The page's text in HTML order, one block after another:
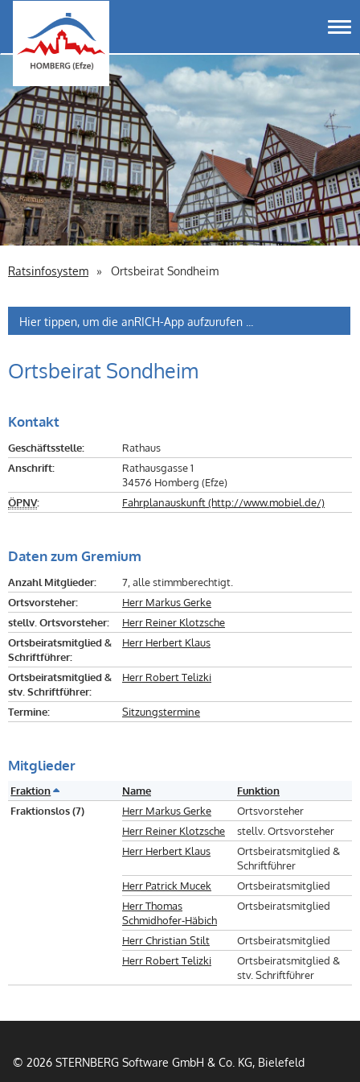
Ratsinfosystem Ortsbeirat Sondheim
Hier tippen, um die anRICH-App aufzurufen ...
Ortsbeirat Sondheim
Kontakt
Geschäftsstelle:
Rathaus
Anschrift:
Rathausgasse 1
34576 Homberg (Efze)
ÖPNV: Fahrplanauskunft (http://www.mobiel.de/)
Daten zum Gremium
Anzahl Mitglieder:
7, alle stimmberechtigt.
Ortsvorsteher:
Herr Markus Gerke
stellv. Ortsvorsteher:
Herr Reiner Klotzsche
Ortsbeiratsmitglied &
Schriftführer:
Herr Herbert Klaus
Ortsbeiratsmitglied &
stv. Schriftführer:
Herr Robert Telizki
Termine: Sitzungstermine
Mitglieder
Fraktion Name
Funktion
Fraktionslos (7)
Herr Markus Gerke
Ortsvorsteher
Herr Reiner Klotzsche
stellv. Ortsvorsteher
Herr Herbert Klaus
Ortsbeiratsmitglied &
Schriftführer
Herr Patrick Mucek
Ortsbeiratsmitglied
Herr Thomas
Schmidhofer-Häbich
Ortsbeiratsmitglied
Herr Christian Stilt
Ortsbeiratsmitglied
Herr Robert Telizki
Ortsbeiratsmitglied &
stv. Schriftführer
© 2026 STERNBERG Software GmbH & Co. KG, Bielefeld